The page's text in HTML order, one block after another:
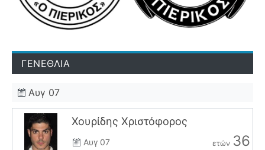
ΓΕΝΕΘΛΙΑ
Αυγ 07
Χουρίδης Χριστόφορος
Αυγ 07 ετών 36